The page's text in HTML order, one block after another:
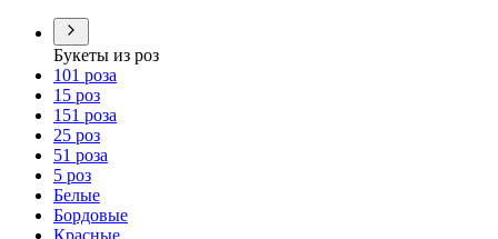
Букеты из роз
101 роза
15 роз
151 роза
25 роз
51 роза
5 роз
Белые
Бордовые
Красные